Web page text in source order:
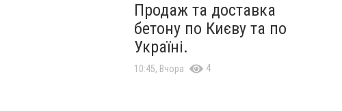
Продаж та доставка
бетону по Києву та по
Україні.
10:45, Вчора 4